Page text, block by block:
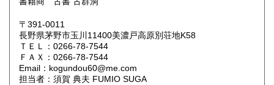
岡山県
山口県 180円
香川県 180円
〒391-0011
長野県茅野市玉川11400美濃戸高原別荘地K58
ＴＥＬ：0266-78-7544
ＦＡＸ：0266-78-7544
Email：kogundou60@me.com
担当者：須賀 典夫 FUMIO SUGA